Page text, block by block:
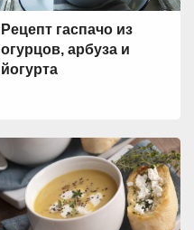
Рецепт гаспачо из
огурцов, арбуза и
йогурта